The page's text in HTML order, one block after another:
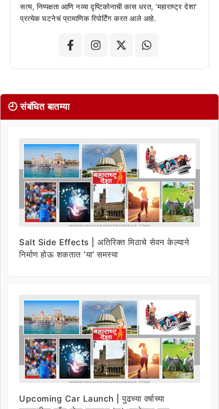
सत्य, निष्पक्षता आणि नव्या दृष्टिकोनाची कास धरत, 'महाराष्ट्र देशा'
प्रत्येक घटनेचं प्रामाणिक रिपोर्टिंग करत आले आहे.
🕘 संबंधित बातम्या
Salt Side Effects | अतिरिक्त मिठाचे सेवन केल्याने
निर्माण होऊ शकतात ‘या’ समस्या
Upcoming Car Launch | पुढच्या वर्षाच्या